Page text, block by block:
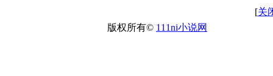
[关
版权所有© 111ni小说网